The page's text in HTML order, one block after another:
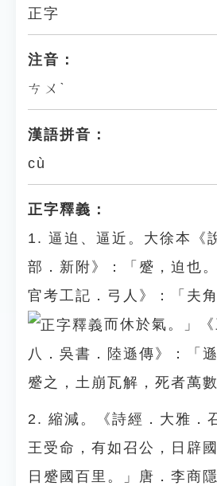
正字
注音：
ㄘㄨˋ
漢語拼音：
cù
正字釋義：
1. 逼迫、逼近。大徐本《
部．新附》：「蹙，迫也
官考工記．弓人》：「夫
而休於氣。」
八．吳書．陸遜傳》：「
蹙之，土崩瓦解，死者萬數
2. 縮減。《詩經．大雅．
王受命，有如召公，日辟
日蹙國百里。」唐．李商